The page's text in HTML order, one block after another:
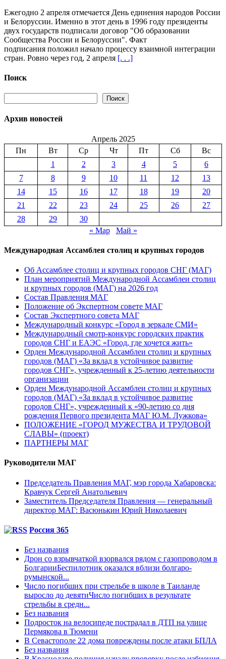
День
единения
народов
и
Ежегодно 2 апреля отмечается День единения народов России
и Белоруссии. Именно в этот день в 1996 году президенты
двух государств подписали договор "Об образовании
Сообщества России и Белоруссии". Факт
подписания положил начало процессу взаимной интеграции
стран. Ровно через год, 2 апреля [. . .]
Поиск
Поиск
Архив новостей
Апрель 2025
Пн
Вт Ср Чт Пт Сб
Вс
1
2 3 4 5
6
7
8 9 10 11 12
13
14
15 16 17 18 19
20
21
22 23 24 25 26
27
28
29
30
« Мар
Май »
Международная Ассамблея столиц и крупных городов
Об Ассамблее столиц и крупных городов СНГ (МАГ)
План мероприятий Международной Ассамблеи столиц
и крупных городов (МАГ) на 2026 год
Состав Правления МАГ
Положение об Экспертном совете МАГ
Состав Экспертного совета МАГ
Международный конкурс «Город в зеркале СМИ»
Международный смотр-конкурс городских практик
городов СНГ и ЕАЭС «Город, где хочется жить»
Орден Международной Ассамблеи столиц и крупных
городов (МАГ) «За вклад в устойчивое развитие
городов СНГ», учрежденный к 25-летию деятельности
организации
Орден Международной Ассамблеи столиц и крупных
городов (МАГ) «За вклад в устойчивое развитие
городов СНГ», учрежденный к «90-летию со дня
рождения Первого президента МАГ Ю.М. Лужкова»
ПОЛОЖЕНИЕ «ГОРОД МУЖЕСТВА И ТРУДОВОЙ
СЛАВЫ» (проект)
ПАРТНЕРЫ МАГ
Руководители МАГ
Председатель Правления МАГ, мэр города Хабаровска:
Кравчук Сергей Анатольевич
Заместитель Председателя Правления — генеральный
директор МАГ: Васюнькин Юрий Николаевич
Россия 365
Без названия
Дрон со взрывчаткой взорвался рядом с газопроводом в
БолгарииБеспилотник оказался вблизи болгаро-
румынской...
Число погибших при стрельбе в школе в Таиланде
выросло до девятиЧисло погибших в результате
стрельбы в средн...
Без названия
Подросток на велосипеде пострадал в ДТП на улице
Пермякова в Тюмени
В Севастополе 22 дома повреждены после атаки БПЛА
Без названия